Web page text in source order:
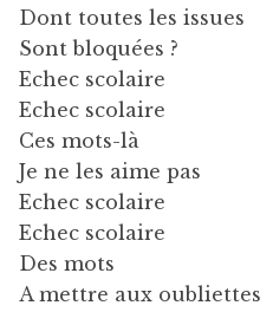
Dont toutes les issues
Sont bloquées ?
Echec scolaire
Echec scolaire
Ces mots-là
Je ne les aime pas
Echec scolaire
Echec scolaire
Des mots
A mettre aux oubliettes